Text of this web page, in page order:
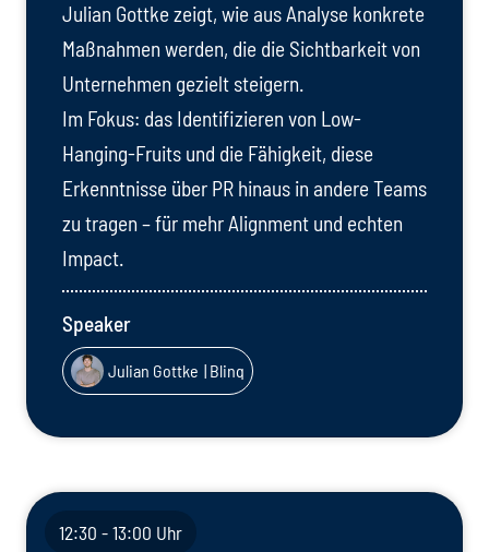
Julian Gottke zeigt, wie aus Analyse konkrete
Maßnahmen werden, die die Sichtbarkeit von
Unternehmen gezielt steigern.
Im Fokus: das Identifizieren von Low-
Hanging-Fruits und die Fähigkeit, diese
Erkenntnisse über PR hinaus in andere Teams
zu tragen – für mehr Alignment und echten
Impact.
Speaker
Julian Gottke | Blinq
12:30 - 13:00 Uhr